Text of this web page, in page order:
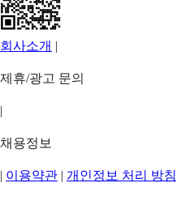
회사소개 |
제휴/광고 문의
|
채용정보
| 이용약관 | 개인정보 처리 방침